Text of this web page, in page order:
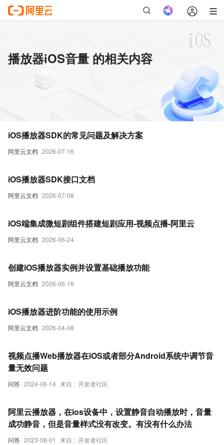
播放器iOS音量 的相关内容
阿里云文档 2026-07-16
iOS播放器SDK的常见问题及解决方案
阿里云文档 2026-07-08
iOS播放器SDK接口文档
阿里云文档 2026-06-24
iOS端集成微短剧组件搭建短剧应用-视频点播-阿里云
阿里云文档 2026-06-16
创建iOS播放器实例并设置基础播放功能
阿里云文档 2026-04-08
iOS播放器进阶功能的使用示例
问答 2024-06-14 来自：开发者社区
视频点播Web播放器在iOS或者部分Android系统中调节音
量无效问题
问答 2023-08-01 来自：开发者社区
阿里云播放器，在ios设备中，设置静音自动播放时，音量
成功静音，但是音量样式没有改变。有没有什么办法